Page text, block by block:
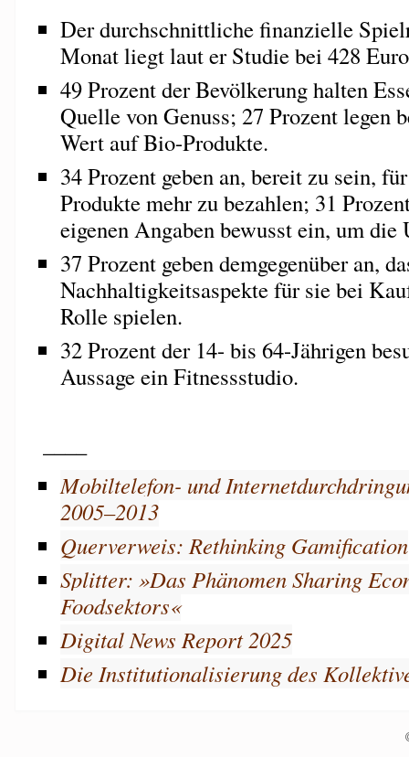
Der durchschnittliche finanzielle
Monat liegt laut er Studie bei 428
49 Prozent der Bevölkerung halten
Quelle von Genuss; 27 Prozent legen
Wert auf Bio-Produkte.
34 Prozent geben an, bereit zu sein,
Produkte mehr zu bezahlen; 31
eigenen Angaben bewusst ein, um die
37 Prozent geben demgegenüber an,
Nachhaltigkeitsaspekte für sie bei
Rolle spielen.
32 Prozent der 14- bis 64-Jährigen
Aussage ein Fitnessstudio.
Mobiltelefon- und
2005–2013
Querverweis: Rethinking Gamification
Splitter: »Das Phänomen Sharing
Foodsektors«
Digital News Report 2025
Die Institutionalisierung des